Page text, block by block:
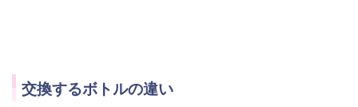
交換するボトルの違い